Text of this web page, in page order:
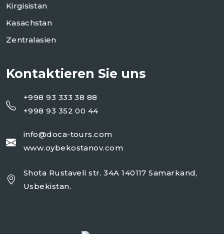
Kirgisistan
Kasachstan
Zentralasien
Kontaktieren Sie uns
+998 93 333 38 88
+998 93 352 00 44
info@doca-tours.com
www.oybekostanov.com
Shota Rustaveli str. 34A 140117 Samarkand,
Usbekistan.